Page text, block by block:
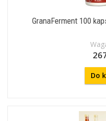
GranaFerment 100
Do